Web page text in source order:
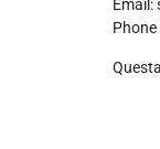
Email: